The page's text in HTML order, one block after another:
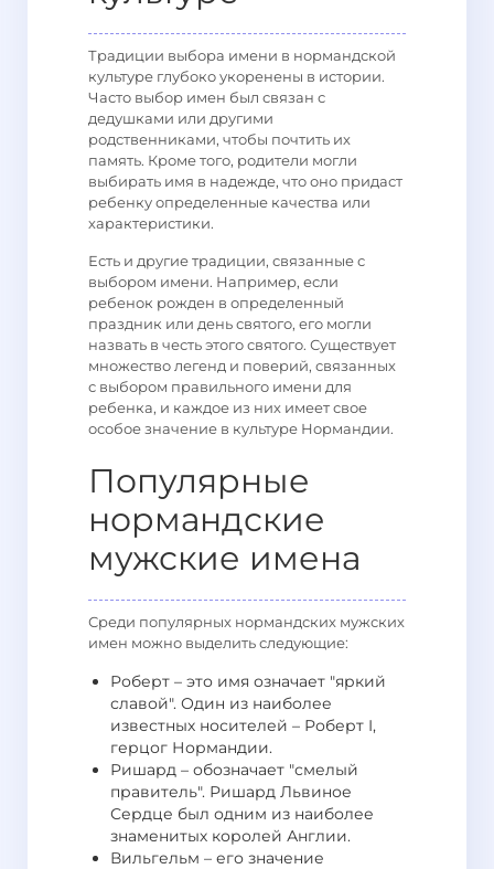
Традиции выбора имени в нормандской
культуре глубоко укоренены в истории.
Часто выбор имен был связан с
дедушками или другими
родственниками, чтобы почтить их
память. Кроме того, родители могли
выбирать имя в надежде, что оно придаст
ребенку определенные качества или
характеристики.
Есть и другие традиции, связанные с
выбором имени. Например, если
ребенок рожден в определенный
праздник или день святого, его могли
назвать в честь этого святого. Существует
множество легенд и поверий, связанных
с выбором правильного имени для
ребенка, и каждое из них имеет свое
особое значение в культуре Нормандии.
Популярные
нормандские
мужские имена
Среди популярных нормандских мужских
имен можно выделить следующие:
Роберт – это имя означает "яркий
славой". Один из наиболее
известных носителей – Роберт I,
герцог Нормандии.
Ришард – обозначает "смелый
правитель". Ришард Львиное
Сердце был одним из наиболее
знаменитых королей Англии.
Вильгельм – его значение